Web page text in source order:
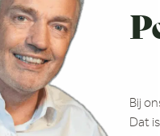
Bij
Dat